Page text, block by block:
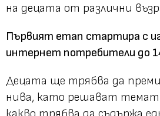
на децата от различни
Първият етап стартира с
интернет потребители до
Децата ще трябва да
нива, като решават